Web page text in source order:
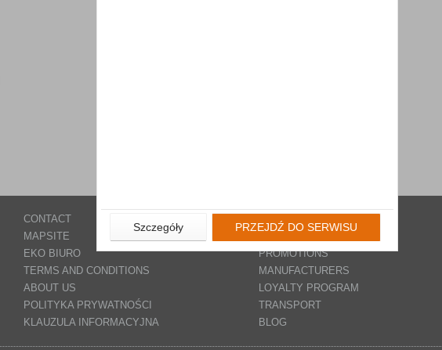
CONTACT
MAPSITE
EKO BIURO
TERMS AND CONDITIONS
ABOUT US
POLITYKA PRYWATNOŚCI
KLAUZULA INFORMACYJNA
NEW PRODUCTS
PROMOTIONS
MANUFACTURERS
LOYALTY PROGRAM
TRANSPORT
BLOG
Szczegóły PRZEJDŹ DO SERWISU